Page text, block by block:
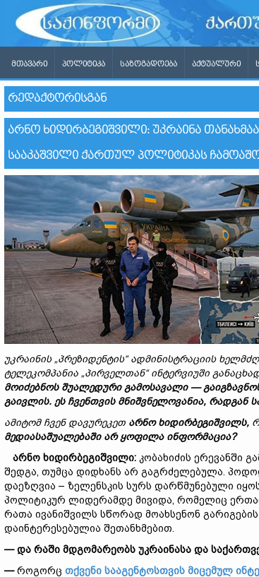
ᲛᲗᲐᲕᲐᲠᲘ ᲞᲝᲚᲘᲢᲘᲙᲐ ᲡᲐᲖᲝᲒᲐᲓᲝᲔᲑᲐ ᲐᲥᲢᲣᲐᲚᲣᲠᲘ
ᲠᲔᲓᲐᲥᲢᲝᲠᲘᲡᲒᲐᲜ
ᲐᲠᲜᲝ ᲮᲘᲓᲘᲠᲑᲔᲒᲘᲨᲕᲘᲚᲘ: ᲣᲙᲠᲐᲘᲜᲐ
ᲡᲐᲐᲙᲐᲨᲕᲘᲚᲘ ᲥᲐᲠᲗᲣᲚ ᲞᲝᲚᲘᲢᲘᲙᲐᲡ
უკრაინის„პრეზიდენტის“ადმინისტრაციის
ტელეკომპანია „პირველთან“ინტერვიუში
მოიძებნოს შუალედური გამოსავალი—
გაივლის. ეს ჩვენთვის მნიშვნელოვანია, რადგან
ამიტომ ჩვენ დავურეკეთ არნო ხიდირბეგიშვილს,
მედიასაშუალებაში არ ყოფილა ინფორმაცია?
არნო ხიდირბეგიშვილი: კობახიძის ერევანში
შედგა, თუმცა დიდხანს არ გაგრძელებულა.
დაეზღვია – ზელენსკის სურს დარწმუნებული
პოლიტიკურ ლიდერამდე მივიდა, რომელიც
რათა ივანიშვილს სწორად მოახსენონ
დაინტერესებულია შეთანხმებით.
—და რაში მდგომარეობს უკრაინასა და
—როგორც თქვენი სააგენტოსთვის მიცემულ